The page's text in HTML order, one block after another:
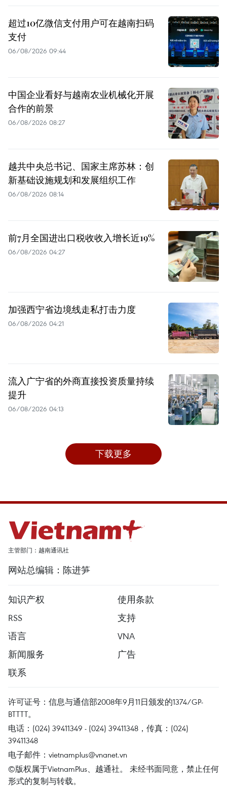
超过10亿微信支付用户可在越南扫码
支付
06/08/2026 09:44
中国企业看好与越南农业机械化开展
合作的前景
06/08/2026 08:27
越共中央总书记、国家主席苏林：创
新基础设施规划和发展组织工作
06/08/2026 08:14
前7月全国进出口税收收入增长近19%
06/08/2026 04:27
加强西宁省边境线走私打击力度
06/08/2026 04:21
流入广宁省的外商直接投资质量持续
提升
06/08/2026 04:13
下载更多
主管部门：越南通讯社
网站总编辑：陈进笋
知识产权
使用条款
RSS
支持
语言
VNA
新闻服务
广告
联系
许可证号：信息与通信部2008年9月11日颁发的1374/GP-
BTTTT。
电话：(024) 39411349 - (024) 39411348，传真：(024)
39411348
电子邮件： vietnamplus@vnanet.vn
©版权属于VietnamPlus、越通社。 未经书面同意，禁止任何
形式的复制与转载。